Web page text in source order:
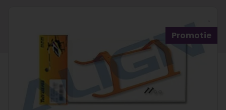
Promotie